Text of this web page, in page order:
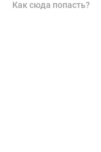
Как сюда попасть?